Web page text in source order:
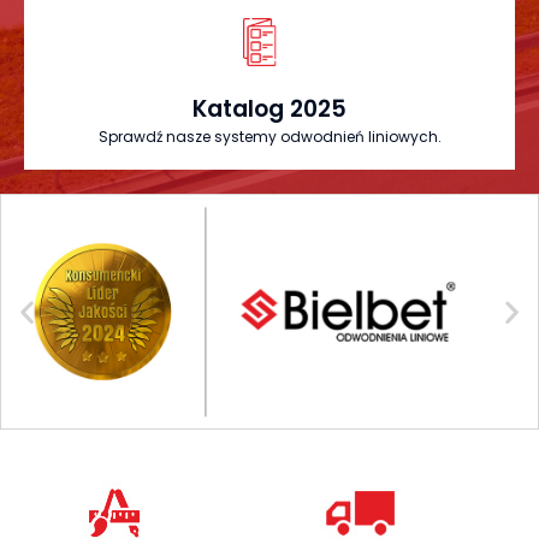
Katalog 2025
Sprawdź nasze systemy odwodnień liniowych.